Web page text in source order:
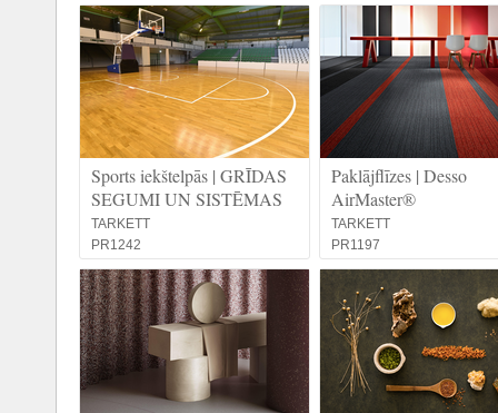
Sports iekštelpās | GRĪDAS
SEGUMI UN SISTĒMAS
TARKETT
PR1242
Paklājflīzes | Desso
AirMaster®
TARKETT
PR1197